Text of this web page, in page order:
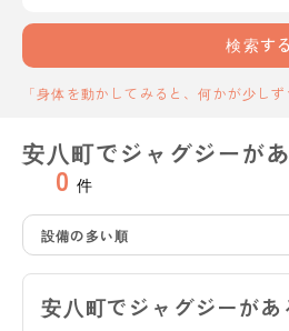
検索する
「身体を動かしてみると、何かが少しず
安八町でジャグジーが
0 件
設備の多い順
安八町でジャグジーが